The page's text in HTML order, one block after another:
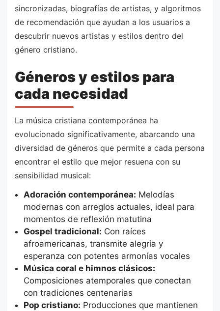
sincronizadas, biografías de artistas, y algoritmos
de recomendación que ayudan a los usuarios a
descubrir nuevos artistas y estilos dentro del
género cristiano.
Géneros y estilos para
cada necesidad
La música cristiana contemporánea ha
evolucionado significativamente, abarcando una
diversidad de géneros que permite a cada persona
encontrar el estilo que mejor resuena con su
sensibilidad musical:
Adoración contemporánea: Melodías
modernas con arreglos actuales, ideal para
momentos de reflexión matutina
Gospel tradicional: Con raíces
afroamericanas, transmite alegría y
esperanza con potentes armonías vocales
Música coral e himnos clásicos:
Composiciones atemporales que conectan
con tradiciones centenarias
Pop cristiano: Producciones que mantienen